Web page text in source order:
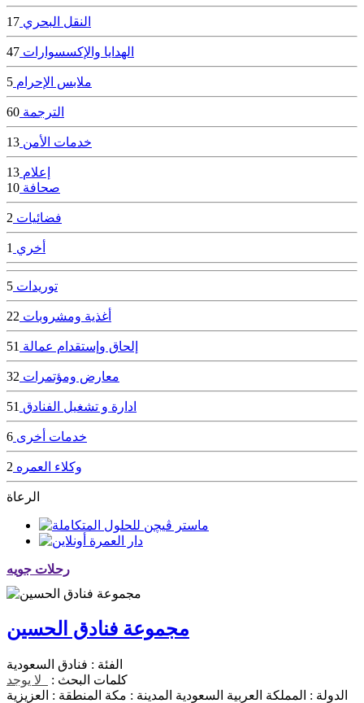
النقل البحري 17
الهدايا والإكسسوارات 47
ملابس الإحرام 5
الترجمة 60
خدمات الأمن 13
إعلام 13
صحافة 10
فضائيات 2
أخري 1
توريدات 5
أغذية ومشروبات 22
إلحاق وإستقدام عمالة 51
معارض ومؤتمرات 32
ادارة و تشغيل الفنادق 51
خدمات أخرى 6
وكلاء العمره 2
الرعاة
رحلات جويه
مجموعة فنادق الحسين
الفئة : فنادق السعودية
كلمات البحث :
لا يوجد
الدولة : المملكة العربية السعودية المدينة : مكة المنطقة : العزيزية